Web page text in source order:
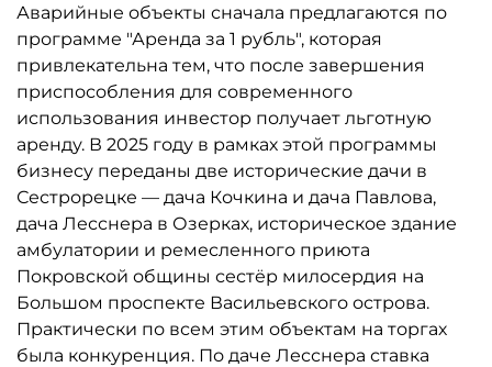
Аварийные объекты сначала предлагаются по
программе "Аренда за 1 рубль", которая
привлекательна тем, что после завершения
приспособления для современного
использования инвестор получает льготную
аренду. В 2025 году в рамках этой программы
бизнесу переданы две исторические дачи в
Сестрорецке — дача Кочкина и дача Павлова,
дача Лесснера в Озерках, историческое здание
амбулатории и ремесленного приюта
Покровской общины сестёр милосердия на
Большом проспекте Васильевского острова.
Практически по всем этим объектам на торгах
была конкуренция. По даче Лесснера ставка